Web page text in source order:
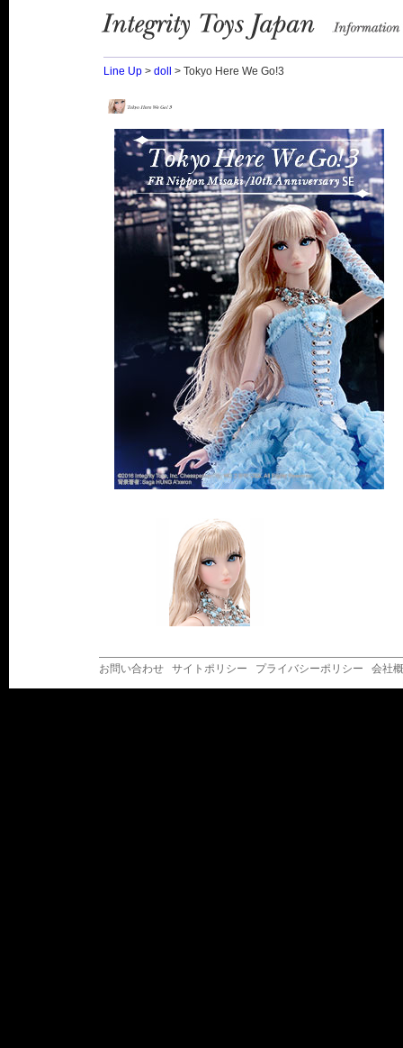
Integrity Toys Japan
information
Line Up > doll > Tokyo Here We Go!3
お問い合わせ サイトポリシー プライバシーポリシー 会社